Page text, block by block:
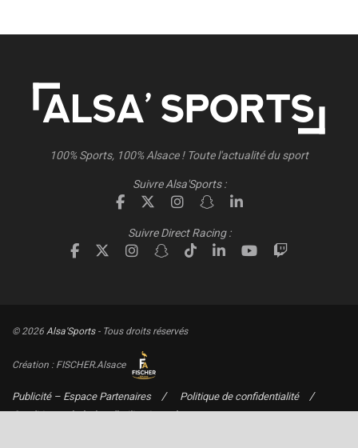
100% Sports, 100% Alsace ! Toute l'actualité du sport
Suivre Alsa'Sports :
Suivre Direct Racing :
© 2026 Alsa'Sports- Tous droits réservés
Création : FISCHER.Alsace
Publicité – Espace Partenaires
Politique de confidentialité
Conditions générales d’utilisation